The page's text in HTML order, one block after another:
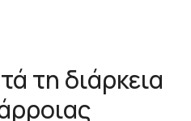
τη διάρκεια